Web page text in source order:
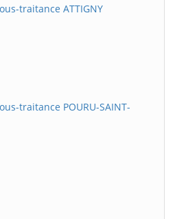
traitance ATTIGNY
traitance POURU-SAINT-